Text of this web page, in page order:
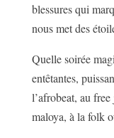
blessures qui
nous met des
Quelle soirée
entêtantes,
l’afrobeat, au
maloya, à la folk